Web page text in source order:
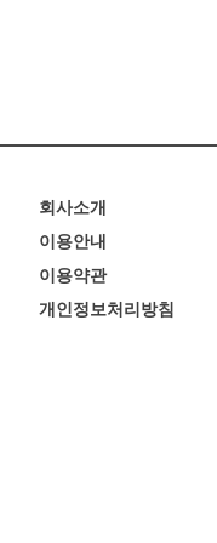
회사소개
이용안내
이용약관
개인정보처리방침